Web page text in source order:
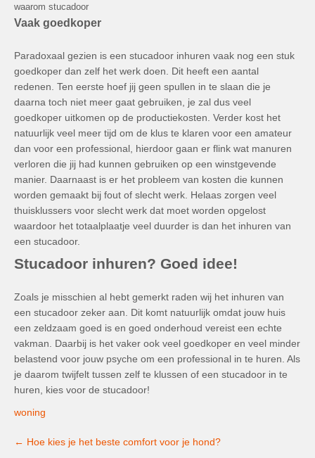
waarom stucadoor
Vaak goedkoper
Paradoxaal gezien is een stucadoor inhuren vaak nog een stuk
goedkoper dan zelf het werk doen. Dit heeft een aantal
redenen. Ten eerste hoef jij geen spullen in te slaan die je
daarna toch niet meer gaat gebruiken, je zal dus veel
goedkoper uitkomen op de productiekosten. Verder kost het
natuurlijk veel meer tijd om de klus te klaren voor een amateur
dan voor een professional, hierdoor gaan er flink wat manuren
verloren die jij had kunnen gebruiken op een winstgevende
manier. Daarnaast is er het probleem van kosten die kunnen
worden gemaakt bij fout of slecht werk. Helaas zorgen veel
thuisklussers voor slecht werk dat moet worden opgelost
waardoor het totaalplaatje veel duurder is dan het inhuren van
een stucadoor.
Stucadoor inhuren? Goed idee!
Zoals je misschien al hebt gemerkt raden wij het inhuren van
een stucadoor zeker aan. Dit komt natuurlijk omdat jouw huis
een zeldzaam goed is en goed onderhoud vereist een echte
vakman. Daarbij is het vaker ook veel goedkoper en veel minder
belastend voor jouw psyche om een professional in te huren. Als
je daarom twijfelt tussen zelf te klussen of een stucadoor in te
huren, kies voor de stucadoor!
woning
navigation
← Hoe kies je het beste comfort voor je hond?